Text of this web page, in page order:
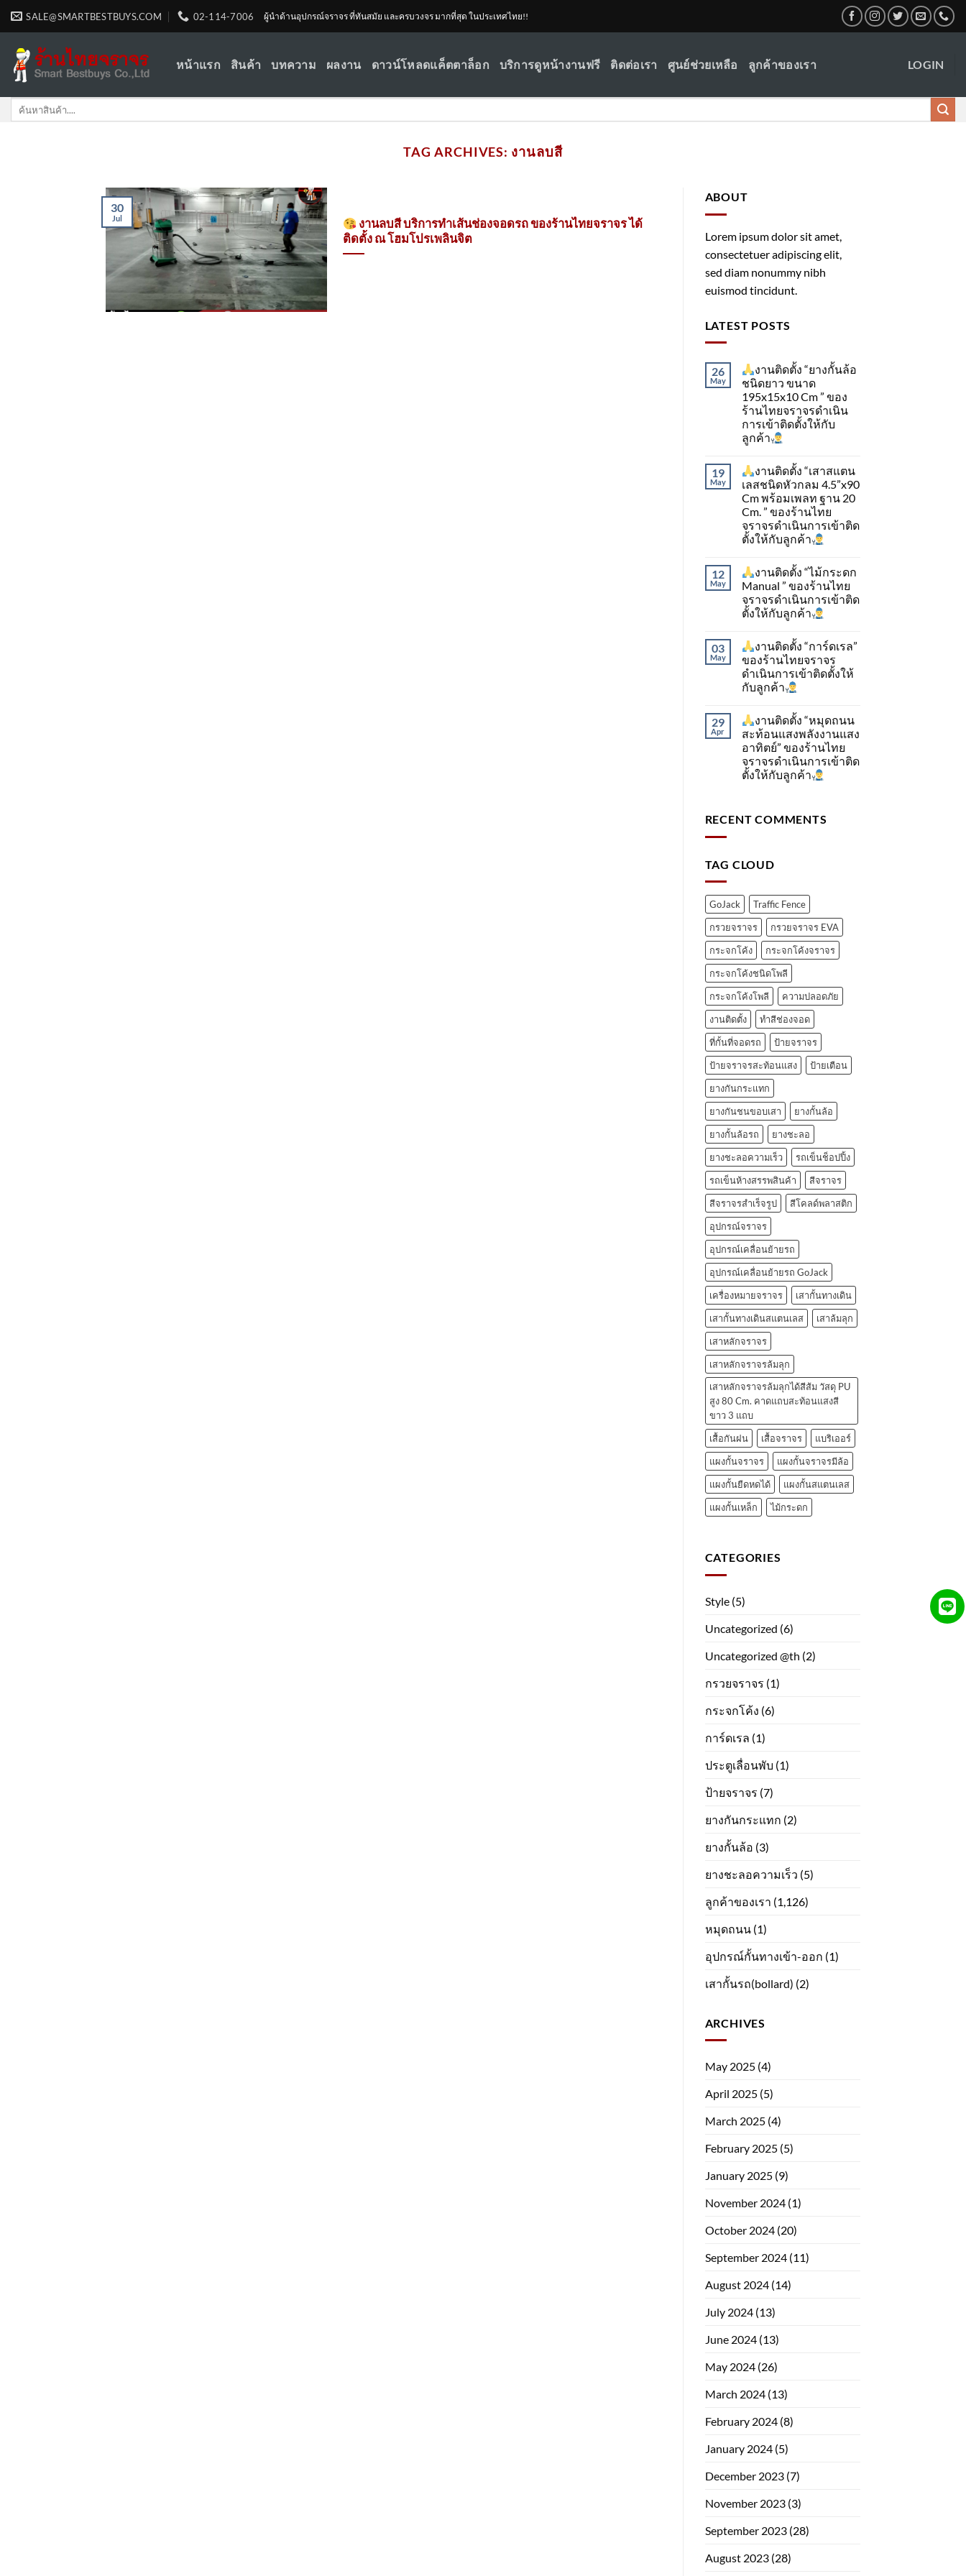
Skip
SALE@SMARTBESTBUYS.COM 02-114-7006 ผู้นำด้านอุปกรณ์จราจร ที่ทันสมัย และครบวงจร มากที่สุด ในประเทศไทย!!
หน้าแรก สินค้า บทความ ผลงาน ดาวน์โหลดแค็ตตาล็อก บริการดูหน้างานฟรี ติดต่อเรา ศูนย์ช่วยเหลือ ลูกค้าของเรา LOGIN
Search
TAG ARCHIVES: งานลบสี
งานลบสี บริการทำเส้นช่องจอดรถ ของร้านไทยจราจร ได้
ติดตั้ง ณ โฮมโปรเพลินจิต
30
Jul
ABOUT
Lorem ipsum dolor sit amet,
consectetuer adipiscing elit,
sed diam nonummy nibh
euismod tincidunt.
LATEST POSTS
26
May
งานติดตั้ง “ยางกั้นล้อ
ชนิดยาว ขนาด
195x15x10 Cm ” ของ
ร้านไทยจราจรดำเนิน
การเข้าติดตั้ง​ให้กับ
ลูกค้า
19
May
งานติดตั้ง “เสาสแตน
เลสชนิดหัวกลม 4.5”x90
Cm พร้อมเพลท ฐาน 20
Cm. ” ของร้านไทย
จราจรดำเนินการเข้าติด
ตั้ง​ให้กับลูกค้า
12
May
งานติดตั้ง “ไม้กระดก
Manual ” ของร้านไทย
จราจรดำเนินการเข้าติด
ตั้ง​ให้กับลูกค้า
03
May
งานติดตั้ง “การ์ดเรล”
ของร้านไทยจราจร
ดำเนินการเข้าติดตั้ง​ให้
กับลูกค้า
29
Apr
งานติดตั้ง “หมุดถนน
สะท้อนแสงพลังงานแสง
อาทิตย์” ของร้านไทย
จราจรดำเนินการเข้าติด
ตั้ง​ให้กับลูกค้า
RECENT COMMENTS
TAG CLOUD
GoJack
Traffic Fence
กรวยจราจร
กรวยจราจร EVA
กระจกโค้ง
กระจกโค้งจราจร
กระจกโค้งชนิดโพลี
กระจกโค้งโพลี
ความปลอดภัย
งานติดตั้ง
ทำสีช่องจอด
ที่กั้นที่จอดรถ
ป้ายจราจร
ป้ายจราจรสะท้อนแสง
ป้ายเตือน
ยางกันกระแทก
ยางกันชนขอบเสา
ยางกั้นล้อ
ยางกั้นล้อรถ
ยางชะลอ
ยางชะลอความเร็ว
รถเข็นช็อปปิ้ง
รถเข็นห้างสรรพสินค้า
สีจราจร
สีจราจรสำเร็จรูป
สีโคลด์พลาสติก
อุปกรณ์จราจร
อุปกรณ์เคลื่อนย้ายรถ
อุปกรณ์เคลื่อนย้ายรถ GoJack
เครื่องหมายจราจร
เสากั้นทางเดิน
เสากั้นทางเดินสแตนเลส
เสาล้มลุก
เสาหลักจราจร
เสาหลักจราจรล้มลุก
เสาหลักจราจรล้มลุกได้สีส้ม วัสดุ PU
สูง 80 Cm. คาดแถบสะท้อนแสงสี
ขาว 3 แถบ
เสื้อกันฝน
เสื้อจราจร
แบริเออร์
แผงกั้นจราจร
แผงกั้นจราจรมีล้อ
แผงกั้นยืดหดได้
แผงกั้นสแตนเลส
แผงกั้นเหล็ก
ไม้กระดก
CATEGORIES
Style(5)
Uncategorized (6)
Uncategorized @th (2)
กรวยจราจร (1)
กระจกโค้ง (6)
การ์ดเรล (1)
ประตูเลื่อนพับ (1)
ป้ายจราจร (7)
ยางกันกระแทก (2)
ยางกั้นล้อ (3)
ยางชะลอความเร็ว (5)
ลูกค้าของเรา (1,126)
หมุดถนน(1)
อุปกรณ์กั้นทางเข้า-ออก (1)
เสากั้นรถ(bollard) (2)
ARCHIVES
May 2025(4)
April 2025(5)
March 2025(4)
February 2025(5)
January 2025(9)
November 2024(1)
October 2024(20)
September 2024(11)
August 2024(14)
July 2024(13)
June 2024(13)
May 2024(26)
March 2024(13)
February 2024(8)
January 2024(5)
December 2023(7)
November 2023(3)
September 2023(28)
August 2023(28)